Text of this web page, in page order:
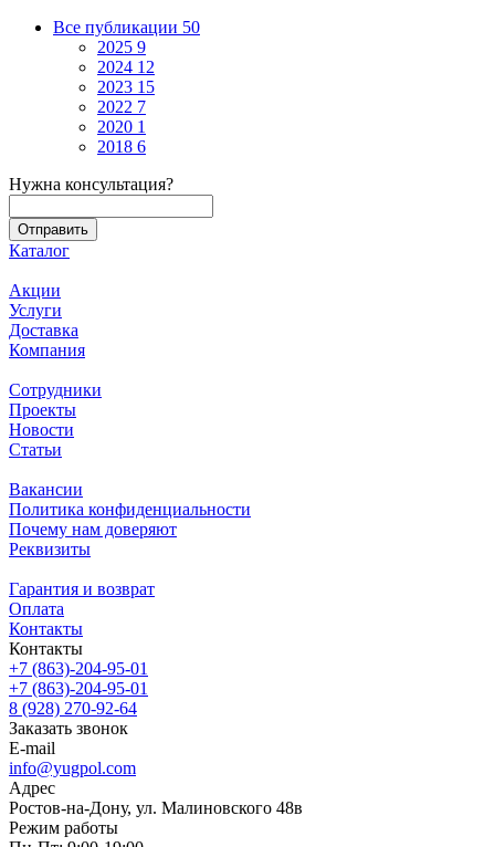
Все публикации 50
2025 9
2024 12
2023 15
2022 7
2020 1
2018 6
Нужна консультация?
Каталог
Акции
Услуги
Доставка
Компания
Сотрудники
Проекты
Новости
Статьи
Вакансии
Политика конфиденциальности
Почему нам доверяют
Реквизиты
Гарантия и возврат
Оплата
Контакты
Контакты
+7 (863)-204-95-01
+7 (863)-204-95-01
8 (928) 270-92-64
Заказать звонок
E-mail
info@yugpol.com
Адрес
Ростов-на-Дону, ул. Малиновского 48в
Режим работы